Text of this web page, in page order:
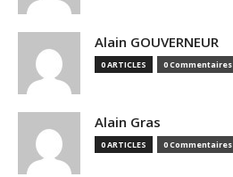
Alain GOUVERNEUR
0 ARTICLES 0 Commentaires
Alain Gras
0 ARTICLES 0 Commentaires